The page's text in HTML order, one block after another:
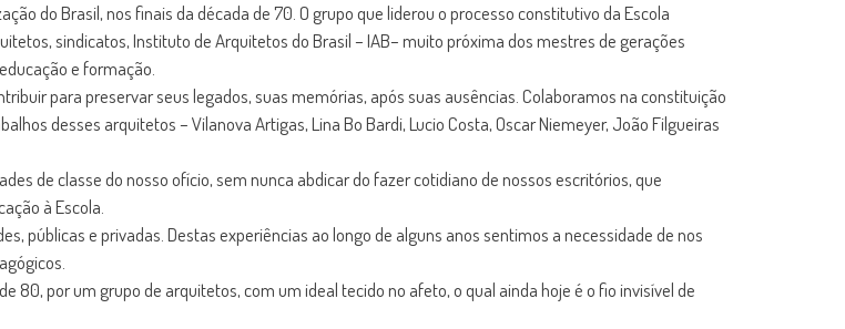
do Brasil, nos finais da década de 70. O grupo que liderou o processo constitutivo da Escola
sindicatos, Instituto de Arquitetos do Brasil – IAB– muito próxima dos mestres de gerações
e formação.
para preservar seus legados, suas memórias, após suas ausências. Colaboramos na constituição
desses arquitetos – Vilanova Artigas, Lina Bo Bardi, Lucio Costa, Oscar Niemeyer, João Filgueiras
de classe do nosso ofício, sem nunca abdicar do fazer cotidiano de nossos escritórios, que
à Escola.
públicas e privadas. Destas experiências ao longo de alguns anos sentimos a necessidade de nos
80, por um grupo de arquitetos, com um ideal tecido no afeto, o qual ainda hoje é o fio invisível de